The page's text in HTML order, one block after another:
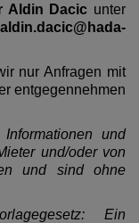
Aldin Dacic unter
aldin.dacic@hada-
nur Anfragen mit
entgegennehmen
und
und/oder von
und sind ohne
Ein